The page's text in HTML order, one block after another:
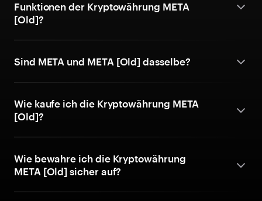
Funktionen der Kryptowährung META
[Old]?
Sind META und META [Old] dasselbe?
Wie kaufe ich die Kryptowährung META
[Old]?
Wie bewahre ich die Kryptowährung
META [Old] sicher auf?